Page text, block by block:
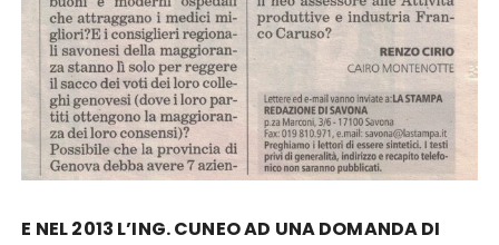
E NEL 2013 L’ING. CUNEO AD UNA DOMANDA DI